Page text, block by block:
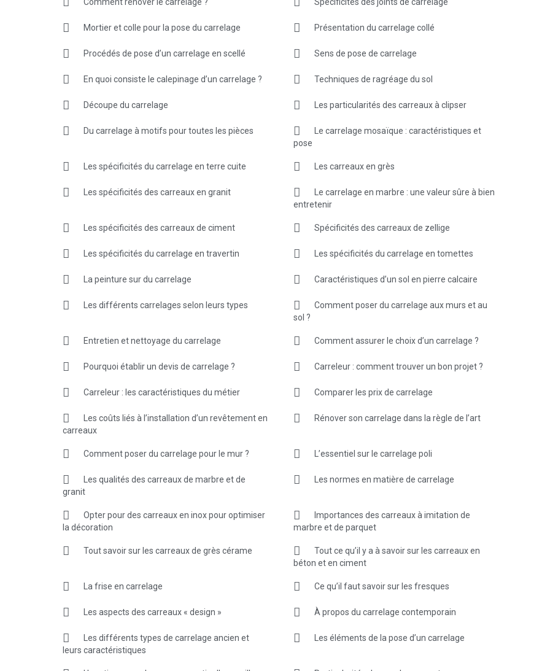
Mortier et colle pour la pose du carrelage Présentation du carrelage collé
Procédés de pose d’un carrelage en scellé Sens de pose de carrelage
En quoi consiste le calepinage d’un carrelage ? Techniques de ragréage du sol
Découpe du carrelage Les particularités des carreaux à clipser
Du carrelage à motifs pour toutes les pièces
Le carrelage mosaïque : caractéristiques et
pose
Les spécificités du carrelage en terre cuite Les carreaux en grès
Les spécificités des carreaux en granit
Le carrelage en marbre : une valeur sûre à bien
entretenir
Les spécificités des carreaux de ciment Spécificités des carreaux de zellige
Les spécificités du carrelage en travertin Les spécificités du carrelage en tomettes
La peinture sur du carrelage Caractéristiques d’un sol en pierre calcaire
Les différents carrelages selon leurs types
Comment poser du carrelage aux murs et au
sol ?
Entretien et nettoyage du carrelage Comment assurer le choix d’un carrelage ?
Pourquoi établir un devis de carrelage ? Carreleur : comment trouver un bon projet ?
Carreleur : les caractéristiques du métier Comparer les prix de carrelage
Les coûts liés à l’installation d’un revêtement en
carreaux
Rénover son carrelage dans la règle de l’art
Comment poser du carrelage pour le mur ? L’essentiel sur le carrelage poli
Les qualités des carreaux de marbre et de
granit
Les normes en matière de carrelage
Opter pour des carreaux en inox pour optimiser
la décoration
Importances des carreaux à imitation de
marbre et de parquet
Tout savoir sur les carreaux de grès cérame
Tout ce qu’il y a à savoir sur les carreaux en
béton et en ciment
La frise en carrelage Ce qu’il faut savoir sur les fresques
Les aspects des carreaux « design » À propos du carrelage contemporain
Les différents types de carrelage ancien et
leurs caractéristiques
Les éléments de la pose d’un carrelage